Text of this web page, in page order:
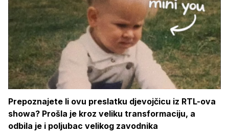
Prepoznajete li ovu preslatku djevojčicu iz RTL-ova
showa? Prošla je kroz veliku transformaciju, a
odbila je i poljubac velikog zavodnika